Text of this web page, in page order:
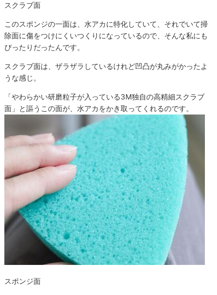
スクラブ面
このスポンジの一面は、水アカに特化していて、それでいて掃
除面に傷をつけにくいつくりになっているので、そんな私にも
ぴったりだったんです。
スクラブ面は、ザラザラしているけれど凹凸が丸みがかったよ
うな感じ。
「やわらかい研磨粒子が入っている3M独自の高精細スクラブ
面」と謳うこの面が、水アカをかき取ってくれるのです。
スポンジ面